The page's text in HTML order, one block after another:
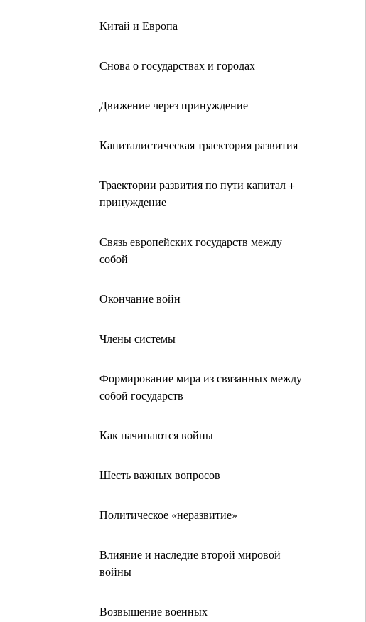
Китай и Европа
Снова о государствах и городах
Движение через принуждение
Капиталистическая траектория развития
Траектории развития по пути капитал +
принуждение
Связь европейских государств между
собой
Окончание войн
Члены системы
Формирование мира из связанных между
собой государств
Как начинаются войны
Шесть важных вопросов
Политическое «неразвитие»
Влияние и наследие второй мировой
войны
Возвышение военных